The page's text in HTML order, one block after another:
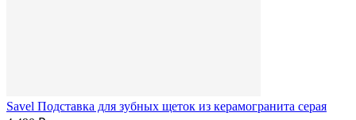
Savel Подставка для зубных щеток из керамогранита серая